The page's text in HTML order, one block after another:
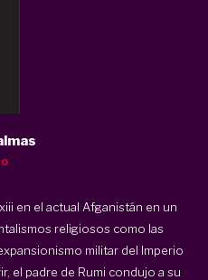
en el actual Afganistán en un
religiosos como las
militar del Imperio
el padre de Rumi condujo a su